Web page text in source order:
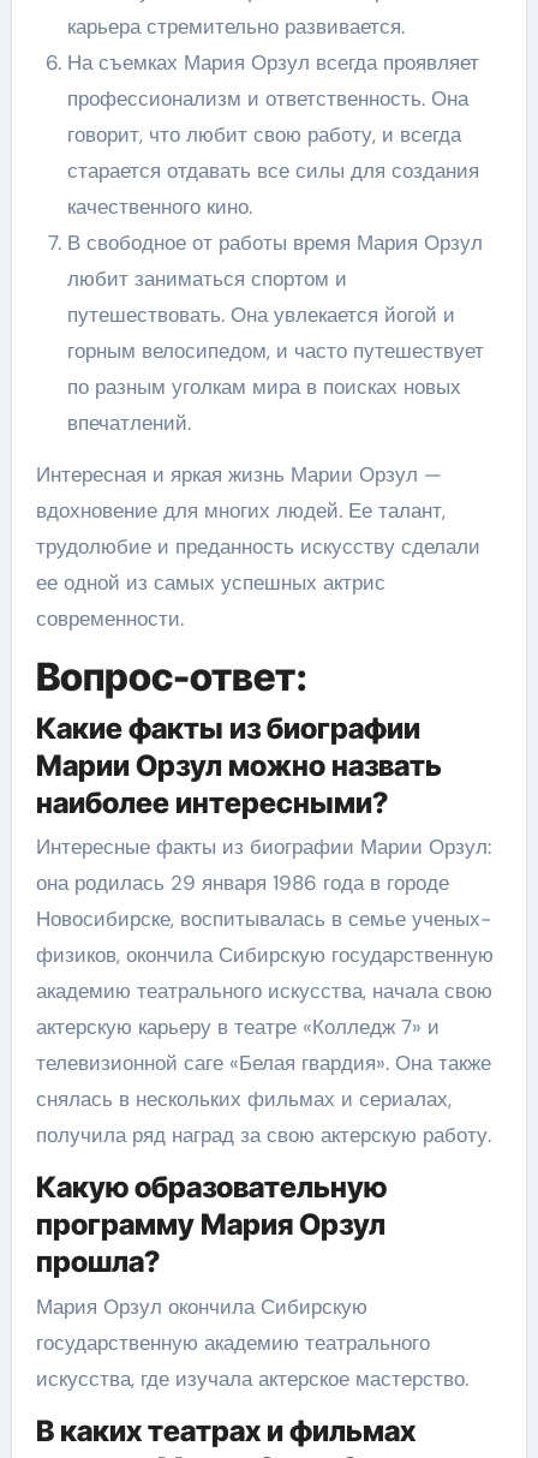
карьера стремительно развивается.
На съемках Мария Орзул всегда проявляет
профессионализм и ответственность. Она
говорит, что любит свою работу, и всегда
старается отдавать все силы для создания
качественного кино.
В свободное от работы время Мария Орзул
любит заниматься спортом и
путешествовать. Она увлекается йогой и
горным велосипедом, и часто путешествует
по разным уголкам мира в поисках новых
впечатлений.
Интересная и яркая жизнь Марии Орзул —
вдохновение для многих людей. Ее талант,
трудолюбие и преданность искусству сделали
ее одной из самых успешных актрис
современности.
Вопрос-ответ:
Какие факты из биографии
Марии Орзул можно назвать
наиболее интересными?
Интересные факты из биографии Марии Орзул:
она родилась 29 января 1986 года в городе
Новосибирске, воспитывалась в семье ученых-
физиков, окончила Сибирскую государственную
академию театрального искусства, начала свою
актерскую карьеру в театре «Колледж 7» и
телевизионной саге «Белая гвардия». Она также
снялась в нескольких фильмах и сериалах,
получила ряд наград за свою актерскую работу.
Какую образовательную
программу Мария Орзул
прошла?
Мария Орзул окончила Сибирскую
государственную академию театрального
искусства, где изучала актерское мастерство.
В каких театрах и фильмах